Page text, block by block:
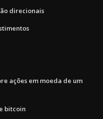
direcionais
ações em moeda de um
bitcoin